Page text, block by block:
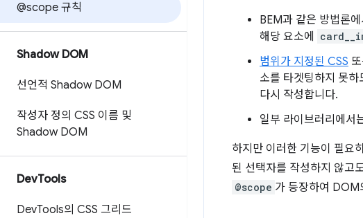
@scope 규칙
Shadow DOM
선언적 Shadow DOM
작성자 정의 CSS 이름 및
Shadow DOM
DevTools
DevTools의 CSS 그리드
BEM과 같은 방법론
해당 요소에
범위가 지정된 CSS
소를 타겟팅하지 못
다시 작성합니다.
일부 라이브러리에서
하지만 이러한 기능이 필요
된 선택자를 작성하지 않고
@scope 가 등장하여 DOM